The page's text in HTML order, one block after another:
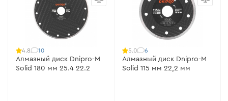
4.8 10
Алмазный диск Dnipro-M
Solid 180 мм 25.4 22.2
5.0 6
Алмазный диск Dnipro-M
Solid 115 мм 22,2 мм